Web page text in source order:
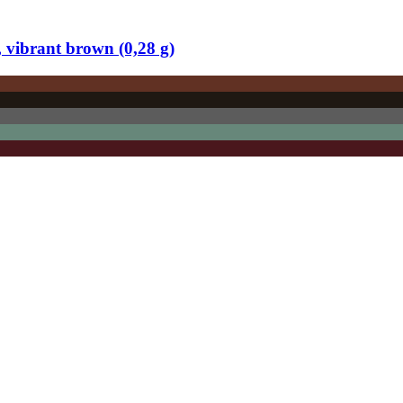
brown (0,28 g)